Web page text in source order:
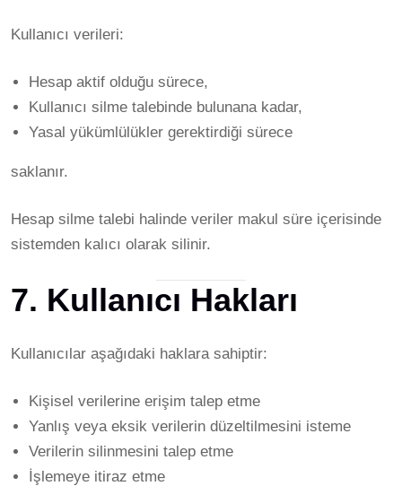
Kullanıcı verileri:
Hesap aktif olduğu sürece,
Kullanıcı silme talebinde bulunana kadar,
Yasal yükümlülükler gerektirdiği sürece
saklanır.
Hesap silme talebi halinde veriler makul süre içerisinde
sistemden kalıcı olarak silinir.
7. Kullanıcı Hakları
Kullanıcılar aşağıdaki haklara sahiptir:
Kişisel verilerine erişim talep etme
Yanlış veya eksik verilerin düzeltilmesini isteme
Verilerin silinmesini talep etme
İşlemeye itiraz etme